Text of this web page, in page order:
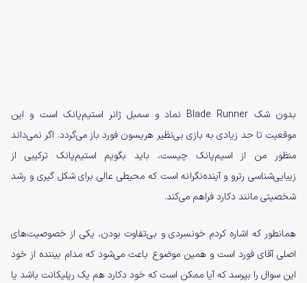
بدون شک Blade Runner نماد و سمبل ژانر استیم‌پانک است و این
موقعیت تا حد زیادی به بازی بی‌نظیر هریسون فورد باز می‌گردد. اگر نمی‌داند
منظور من از اسیم‌پانک چیست، باید بگویم استیم‌پانک ترکیبی از
زیبایی‌شناسی رترو و آینده‌نگرانه است که محیطی عالی برای شکل گیری و رشد
شخصیتی مانند دکارد فراهم می‌کند.
همانطور که اشاره کردم خونسردی و بی‌تفاوت بودن، یکی از خصوصیت‌های
اصلی آقای فورد است و همین موضوع باعث می‌شود که مدام بیننده از خود
این سوال را بپرسد که آیا ممکن است که خود دکارد هم یک رپلیکانت باشد یا